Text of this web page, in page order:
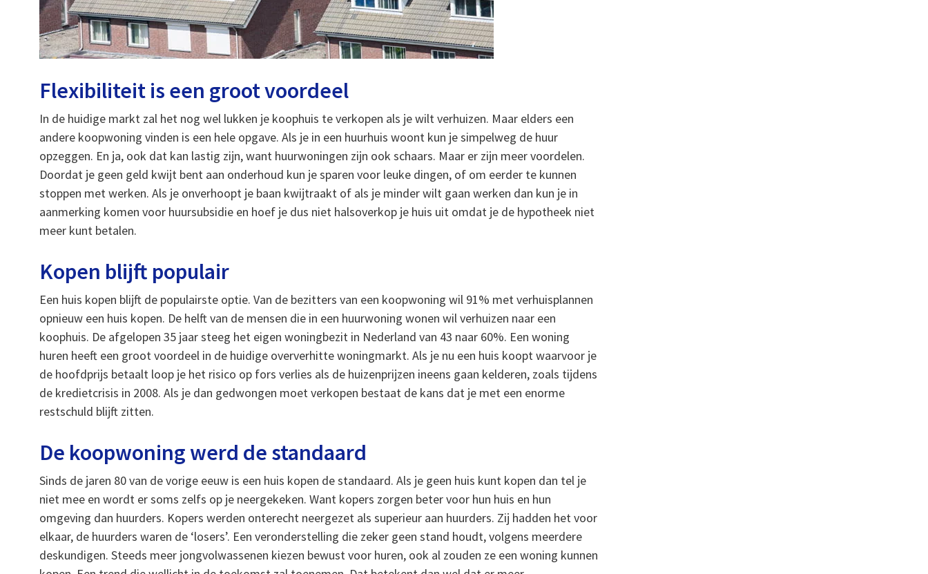
Flexibiliteit is een groot voordeel
In de huidige markt zal het nog wel lukken je koophuis te verkopen als je wilt verhuizen. Maar elders een
andere koopwoning vinden is een hele opgave. Als je in een huurhuis woont kun je simpelweg de huur
opzeggen. En ja, ook dat kan lastig zijn, want huurwoningen zijn ook schaars. Maar er zijn meer voordelen.
Doordat je geen geld kwijt bent aan onderhoud kun je sparen voor leuke dingen, of om eerder te kunnen
stoppen met werken. Als je onverhoopt je baan kwijtraakt of als je minder wilt gaan werken dan kun je in
aanmerking komen voor huursubsidie en hoef je dus niet halsoverkop je huis uit omdat je de hypotheek niet
meer kunt betalen.
Kopen blijft populair
Een huis kopen blijft de populairste optie. Van de bezitters van een koopwoning wil 91% met verhuisplannen
opnieuw een huis kopen. De helft van de mensen die in een huurwoning wonen wil verhuizen naar een
koophuis. De afgelopen 35 jaar steeg het eigen woningbezit in Nederland van 43 naar 60%. Een woning
huren heeft een groot voordeel in de huidige oververhitte woningmarkt. Als je nu een huis koopt waarvoor je
de hoofdprijs betaalt loop je het risico op fors verlies als de huizenprijzen ineens gaan kelderen, zoals tijdens
de kredietcrisis in 2008. Als je dan gedwongen moet verkopen bestaat de kans dat je met een enorme
restschuld blijft zitten.
De koopwoning werd de standaard
Sinds de jaren 80 van de vorige eeuw is een huis kopen de standaard. Als je geen huis kunt kopen dan tel je
niet mee en wordt er soms zelfs op je neergekeken. Want kopers zorgen beter voor hun huis en hun
omgeving dan huurders. Kopers werden onterecht neergezet als superieur aan huurders. Zij hadden het voor
elkaar, de huurders waren de ‘losers’. Een veronderstelling die zeker geen stand houdt, volgens meerdere
deskundigen. Steeds meer jongvolwassenen kiezen bewust voor huren, ook al zouden ze een woning kunnen